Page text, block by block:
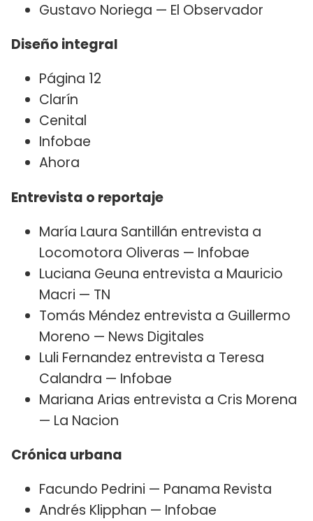
Gustavo Noriega — El Observador
Diseño integral
Página 12
Clarín
Cenital
Infobae
Ahora
Entrevista o reportaje
María Laura Santillán entrevista a
Locomotora Oliveras — Infobae
Luciana Geuna entrevista a Mauricio
Macri — TN
Tomás Méndez entrevista a Guillermo
Moreno — News Digitales
Luli Fernandez entrevista a Teresa
Calandra — Infobae
Mariana Arias entrevista a Cris Morena
— La Nacion
Crónica urbana
Facundo Pedrini — Panama Revista
Andrés Klipphan — Infobae